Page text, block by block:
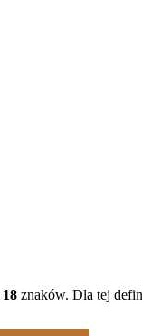
18 znaków. Dla tej